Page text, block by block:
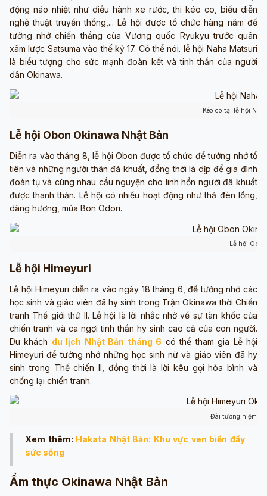
động náo nhiệt như diễu hành xe rước, thi kéo co, biểu diễn
nghệ thuật truyền thống,... Lễ hội được tổ chức hàng năm để
tưởng nhớ chiến thắng của Vương quốc Ryukyu trước quân
xâm lược Satsuma vào thế kỷ 17. Có thể nói. lễ hội Naha Matsuri
là biểu tượng cho sức mạnh đoàn kết và tinh thần của người
dân Okinawa.
Kéo co tại lễ hội
Lễ hội Obon Okinawa Nhật Bản
Diễn ra vào tháng 8, lễ hội Obon được tổ chức để tưởng nhớ tổ
tiên và những người thân đã khuất, đồng thời là dịp để gia đình
đoàn tụ và cùng nhau cầu nguyện cho linh hồn người đã khuất
được thanh thản. Lễ hội có nhiều hoạt động như thả đèn lồng,
dâng hương, múa Bon Odori.
Lễ hội Obon
Lễ hội Himeyuri
Lễ hội Himeyuri diễn ra vào ngày 18 tháng 6, để tưởng nhớ các
học sinh và giáo viên đã hy sinh trong Trận Okinawa thời Chiến
tranh Thế giới thứ II. Lễ hội là lời nhắc nhở về sự tàn khốc của
chiến tranh và ca ngợi tinh thần hy sinh cao cả của con người.
Du khách du lịch Nhật Bản tháng 6 có thể tham gia Lễ hội
Himeyuri để tưởng nhớ những học sinh nữ và giáo viên đã hy
sinh trong Thế chiến II, đồng thời là lời kêu gọi hòa bình và
chống lại chiến tranh.
Đài tưởng niệm
Xem thêm: Hakata Nhật Bản: Khu vực ven biển đầy
sức sống
Ẩm thực Okinawa Nhật Bản